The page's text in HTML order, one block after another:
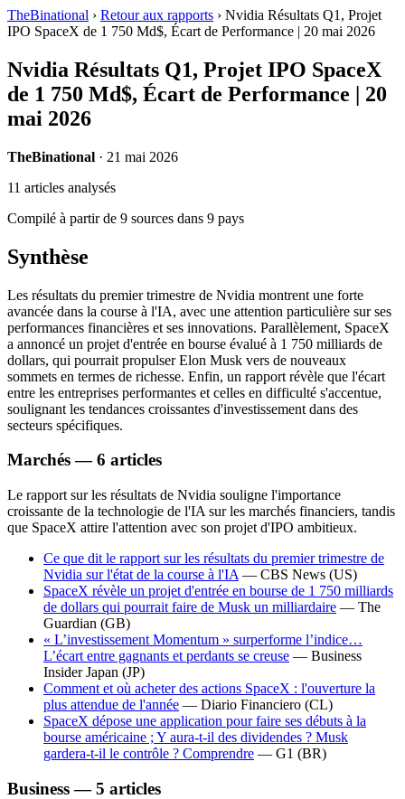
TheBinational › Retour aux rapports › Nvidia Résultats Q1, Projet
IPO SpaceX de 1 750 Md$, Écart de Performance | 20 mai 2026
Nvidia Résultats Q1, Projet IPO SpaceX
de 1 750 Md$, Écart de Performance | 20
mai 2026
TheBinational · 21 mai 2026
11 articles analysés
Compilé à partir de 9 sources dans 9 pays
Synthèse
Les résultats du premier trimestre de Nvidia montrent une forte
avancée dans la course à l'IA, avec une attention particulière sur ses
performances financières et ses innovations. Parallèlement, SpaceX
a annoncé un projet d'entrée en bourse évalué à 1 750 milliards de
dollars, qui pourrait propulser Elon Musk vers de nouveaux
sommets en termes de richesse. Enfin, un rapport révèle que l'écart
entre les entreprises performantes et celles en difficulté s'accentue,
soulignant les tendances croissantes d'investissement dans des
secteurs spécifiques.
Marchés — 6 articles
Le rapport sur les résultats de Nvidia souligne l'importance
croissante de la technologie de l'IA sur les marchés financiers, tandis
que SpaceX attire l'attention avec son projet d'IPO ambitieux.
Ce que dit le rapport sur les résultats du premier trimestre de
Nvidia sur l'état de la course à l'IA — CBS News (US)
SpaceX révèle un projet d'entrée en bourse de 1 750 milliards
de dollars qui pourrait faire de Musk un milliardaire — The
Guardian (GB)
« L’investissement Momentum » surperforme l’indice…
L’écart entre gagnants et perdants se creuse — Business
Insider Japan (JP)
Comment et où acheter des actions SpaceX : l'ouverture la
plus attendue de l'année — Diario Financiero (CL)
SpaceX dépose une application pour faire ses débuts à la
bourse américaine ; Y aura-t-il des dividendes ? Musk
gardera-t-il le contrôle ? Comprendre — G1 (BR)
Business — 5 articles